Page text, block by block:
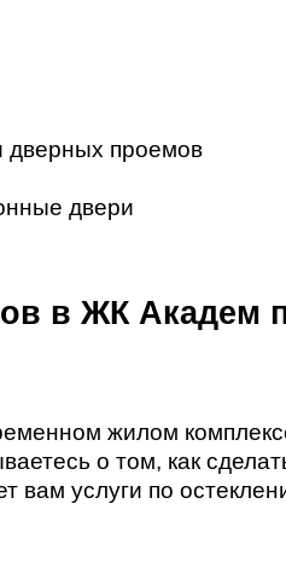
дверных проемов
двери
в ЖК Академ
жилом
о том, как
услуги по